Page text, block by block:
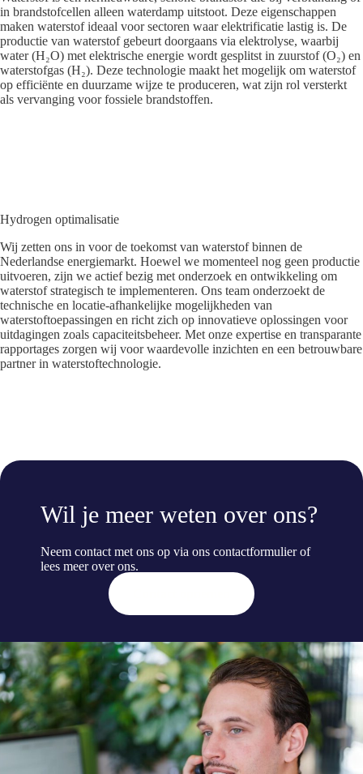
in brandstofcellen alleen waterdamp uitstoot. Deze eigenschappen
maken waterstof ideaal voor sectoren waar elektrificatie lastig is. De
productie van waterstof gebeurt doorgaans via elektrolyse, waarbij
water (H₂O) met elektrische energie wordt gesplitst in zuurstof (O₂) en
waterstofgas (H₂). Deze technologie maakt het mogelijk om waterstof
op efficiënte en duurzame wijze te produceren, wat zijn rol versterkt
als vervanging voor fossiele brandstoffen.
Hydrogen optimalisatie
Wij zetten ons in voor de toekomst van waterstof binnen de
Nederlandse energiemarkt. Hoewel we momenteel nog geen productie
uitvoeren, zijn we actief bezig met onderzoek en ontwikkeling om
waterstof strategisch te implementeren. Ons team onderzoekt de
technische en locatie-afhankelijke mogelijkheden van
waterstoftoepassingen en richt zich op innovatieve oplossingen voor
uitdagingen zoals capaciteitsbeheer. Met onze expertise en transparante
rapportages zorgen wij voor waardevolle inzichten en een betrouwbare
partner in waterstoftechnologie.
Wil je meer weten over ons?
Neem contact met ons op via ons contactformulier of
lees meerover ons.